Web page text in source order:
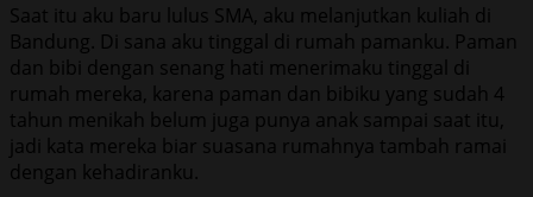
Saat itu aku baru lulus SMA, aku melanjutkan kuliah di
Bandung. Di sana aku tinggal di rumah pamanku. Paman
dan bibi dengan senang hati menerimaku tinggal di
rumah mereka, karena paman dan bibiku yang sudah 4
tahun menikah belum juga punya anak sampai saat itu,
jadi kata mereka biar suasana rumahnya tambah ramai
dengan kehadiranku.